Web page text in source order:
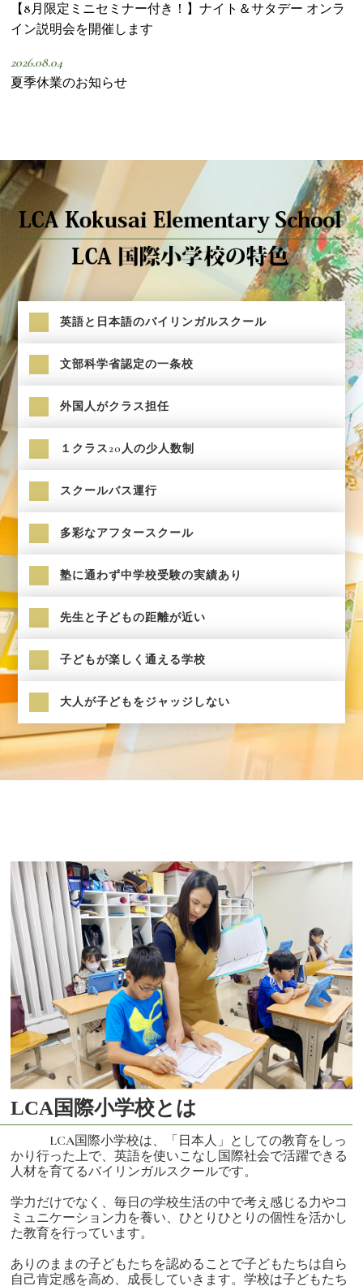
【8月限定ミニセミナー付き！】ナイト＆サタデー オンラ
イン説明会を開催します
2026.08.04
夏季休業のお知らせ
英語と日本語のバイリンガルスクール
文部科学省認定の一条校
外国人がクラス担任
１クラス20人の少人数制
スクールバス運行
多彩なアフタースクール
塾に通わず中学校受験の実績あり
先生と子どもの距離が近い
子どもが楽しく通える学校
大人が子どもをジャッジしない
LCA国際小学校とは
LCA国際小学校は、「日本人」としての教育をしっ
かり行った上で、英語を使いこなし国際社会で活躍できる
人材を育てるバイリンガルスクールです。
学力だけでなく、毎日の学校生活の中で考え感じる力やコ
ミュニケーション力を養い、ひとりひとりの個性を活かし
た教育を行っています。
ありのままの子どもたちを認めることで子どもたちは自ら
自己肯定感を高め、成長していきます。学校は子どもたち